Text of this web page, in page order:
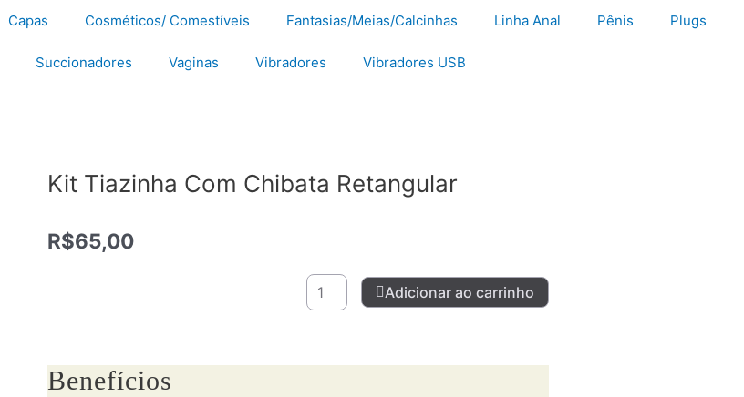
Capas Cosméticos/ Comestíveis Fantasias/Meias/Calcinhas Linha Anal Pênis Plugs
Succionadores Vaginas Vibradores Vibradores USB
Kit Tiazinha Com Chibata Retangular
R$65,00
Kit
Tiazinha
Adicionar ao carrinho
Benefícios